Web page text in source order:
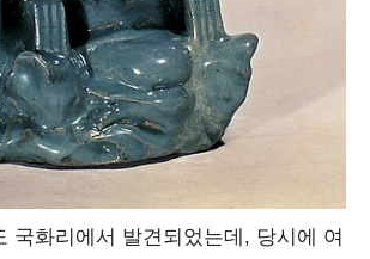
국화리에서 발견되었는데, 당시에 여